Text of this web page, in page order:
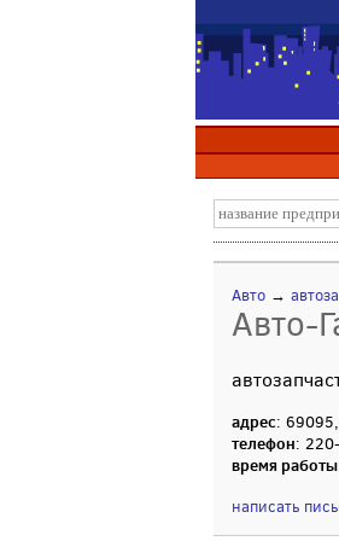
Авто →
Авто-
адрес: 69095,
телефон:
время работы
написать